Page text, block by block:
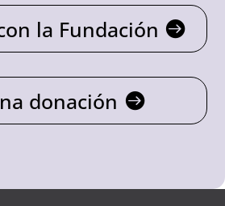
la Fundación
donación